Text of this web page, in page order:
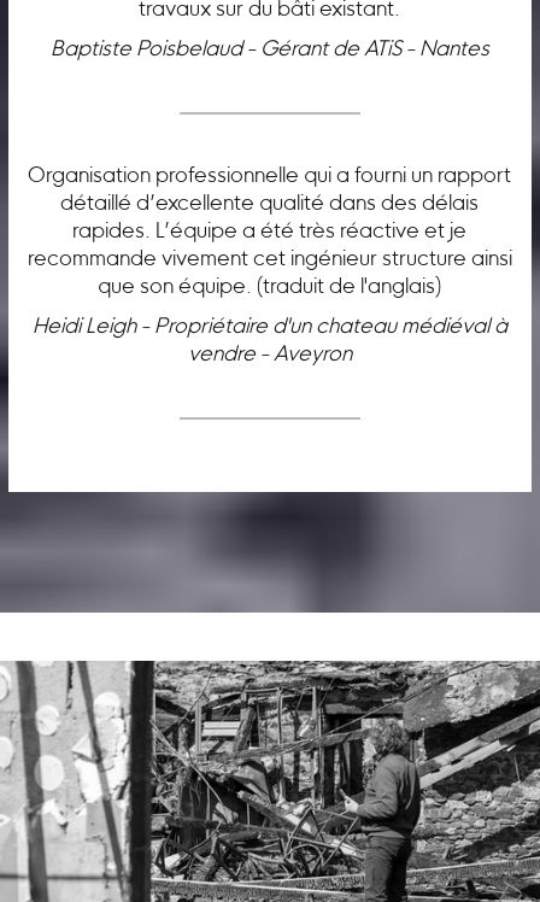
travaux sur du bâti existant.
Baptiste Poisbelaud - Gérant de ATiS - Nantes
Organisation professionnelle qui a fourni un rapport
détaillé d’excellente qualité dans des délais
rapides. L’équipe a été très réactive et je
recommande vivement cet ingénieur structure ainsi
que son équipe. (traduit de l'anglais)
Heidi Leigh - Propriétaire d'un chateau médiéval à
vendre - Aveyron